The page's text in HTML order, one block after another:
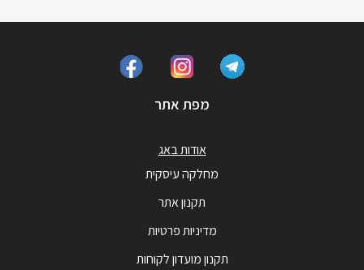
מפת אתר
אודות באג
מחלקה עיסקית
תקנון אתר
מדיניות פרטיות
תקנון מועדון לקוחות